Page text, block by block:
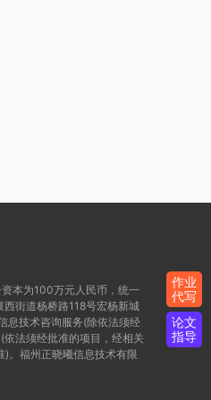
本为100万元人民币，统一
街道杨桥路118号宏杨新城
息技术咨询服务(除依法须经
法须经批准的项目，经相关
。福州正晓曦信息技术有限
作业
代写
论文
指导